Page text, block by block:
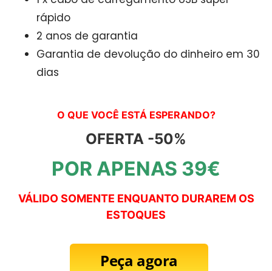
rápido
2 anos de garantia
Garantia de devolução do dinheiro em 30
dias
O QUE VOCÊ ESTÁ ESPERANDO?
OFERTA -50%
POR APENAS 39€
VÁLIDO SOMENTE ENQUANTO DURAREM OS
ESTOQUES
Peça agora